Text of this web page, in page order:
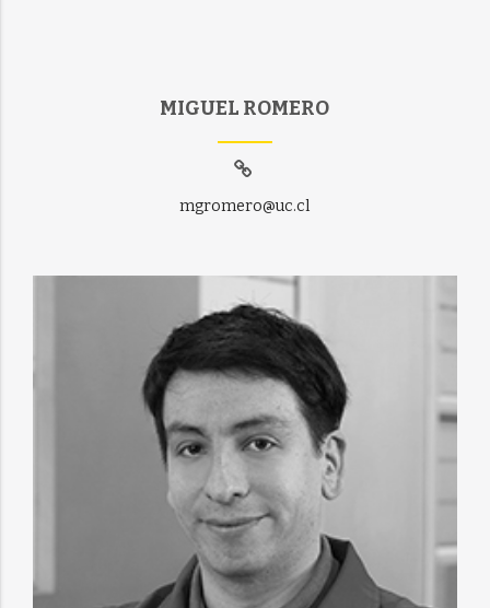
MIGUEL ROMERO
mgromero@uc.cl